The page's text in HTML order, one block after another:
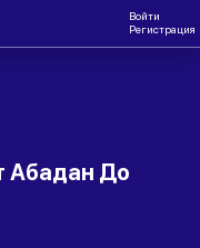
Войти
Регистрация
Абадан До